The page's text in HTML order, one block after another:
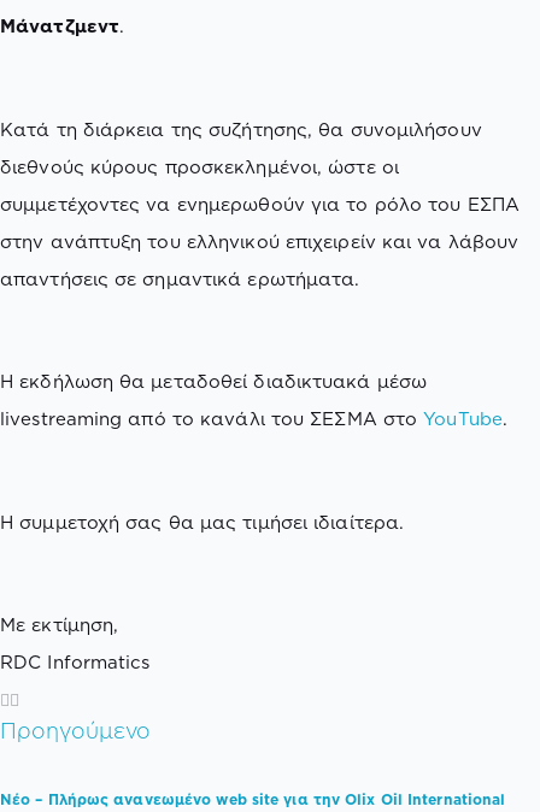
Μάνατζμεντ.
Κατά τη διάρκεια της συζήτησης, θα συνομιλήσουν
διεθνούς κύρους προσκεκλημένοι, ώστε οι
συμμετέχοντες να ενημερωθούν για το ρόλο του ΕΣΠΑ
στην ανάπτυξη του ελληνικού επιχειρείν και να λάβουν
απαντήσεις σε σημαντικά ερωτήματα.
Η εκδήλωση θα μεταδοθεί διαδικτυακά μέσω
livestreaming από το κανάλι του ΣΕΣΜΑ στοYouTube.
Η συμμετοχή σας θα μας τιμήσει ιδιαίτερα.
Με εκτίμηση,
RDC Informatics
Προηγούμενο
Νέο – Πλήρως ανανεωμένο web site για την Olix Oil International